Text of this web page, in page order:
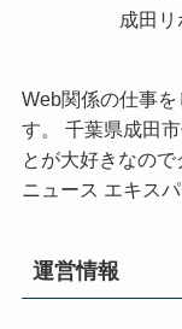
成田リ
Web関係の仕事
す。 千葉県成田
とが大好きなの
ニュース エキス
運営情報